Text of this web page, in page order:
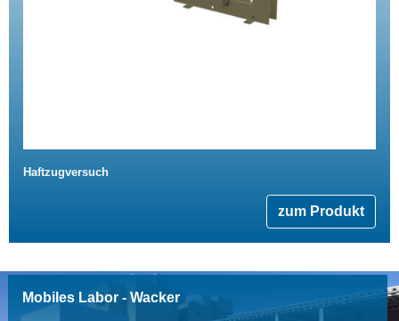
Haftzugversuch
zum Produkt
Mobiles Labor - Wacker